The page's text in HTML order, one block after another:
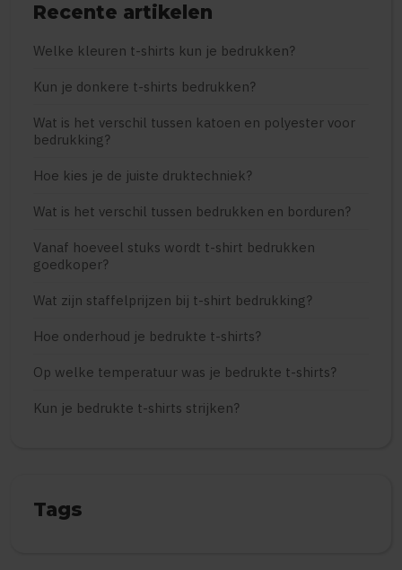
Recente artikelen
Welke kleuren t-shirts kun je bedrukken?
Kun je donkere t-shirts bedrukken?
Wat is het verschil tussen katoen en polyester voor
bedrukking?
Hoe kies je de juiste druktechniek?
Wat is het verschil tussen bedrukken en borduren?
Vanaf hoeveel stuks wordt t-shirt bedrukken
goedkoper?
Wat zijn staffelprijzen bij t-shirt bedrukking?
Hoe onderhoud je bedrukte t-shirts?
Op welke temperatuur was je bedrukte t-shirts?
Kun je bedrukte t-shirts strijken?
Tags